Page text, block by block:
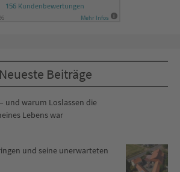
Neueste Beiträge
und warum Loslassen die
Lebens war
und seine unerwarteten